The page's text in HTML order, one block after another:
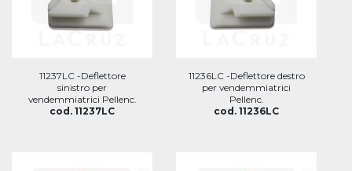
11237LC -Deflettore
sinistro per
vendemmiatrici Pellenc.
cod. 11237LC
11236LC -Deflettore destro
per vendemmiatrici
Pellenc.
cod. 11236LC